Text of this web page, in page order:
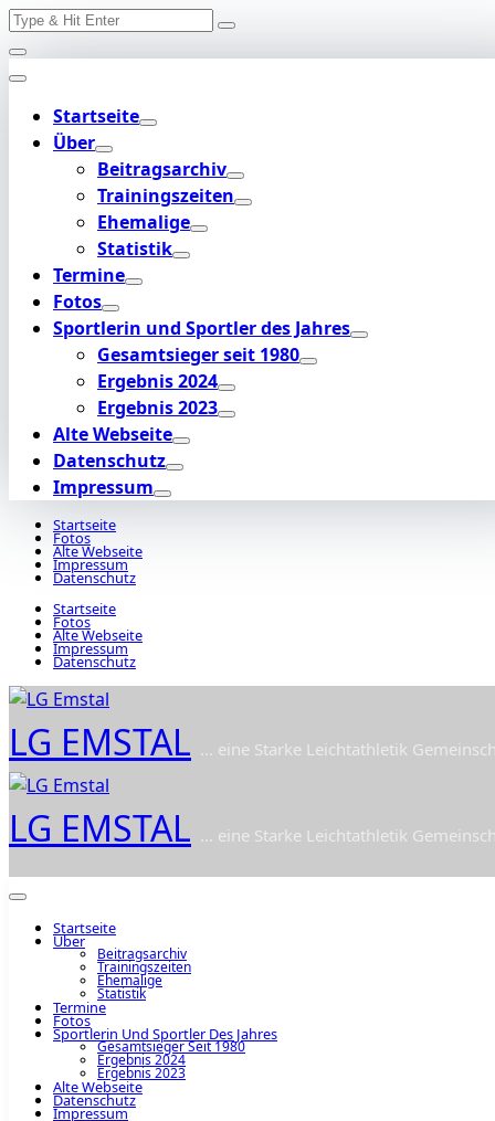
Skip
to
content
Search
Startseite
Über
Beitragsarchiv
Trainingszeiten
Ehemalige
Statistik
Termine
Fotos
Sportlerin und Sportler des Jahres
Gesamtsieger seit 1980
Ergebnis 2024
Ergebnis 2023
Alte Webseite
Datenschutz
Impressum
Startseite
Fotos
Alte Webseite
Impressum
Datenschutz
Startseite
Fotos
Alte Webseite
Impressum
Datenschutz
LG EMSTAL ... eine Starke Leichtathletik
LG EMSTAL ... eine Starke Leichtathletik
Startseite
Über
Beitragsarchiv
Trainingszeiten
Ehemalige
Statistik
Termine
Fotos
Sportlerin Und Sportler Des Jahres
Gesamtsieger Seit 1980
Ergebnis 2024
Ergebnis 2023
Alte Webseite
Datenschutz
Impressum